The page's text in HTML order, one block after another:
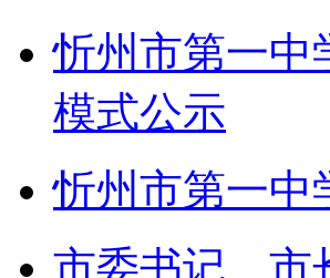
忻州市第一中
模式公示
忻州市第一中
市委书记、市